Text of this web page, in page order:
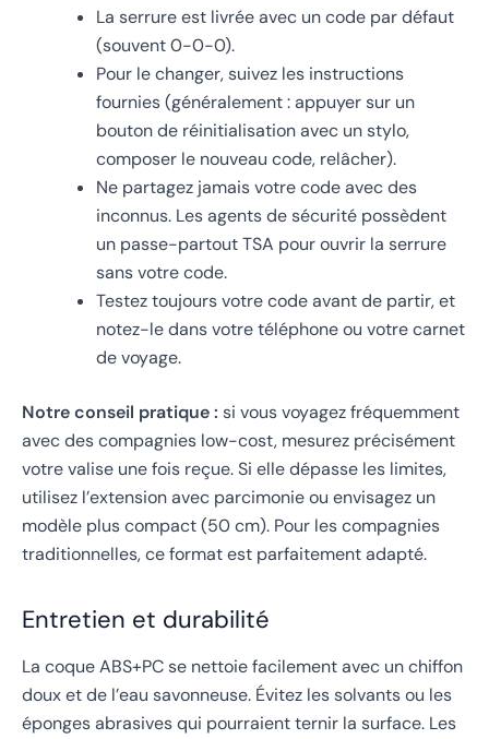
La serrure est livrée avec un code par défaut
(souvent 0-0-0).
Pour le changer, suivez les instructions
fournies (généralement : appuyer sur un
bouton de réinitialisation avec un stylo,
composer le nouveau code, relâcher).
Ne partagez jamais votre code avec des
inconnus. Les agents de sécurité possèdent
un passe-partout TSA pour ouvrir la serrure
sans votre code.
Testez toujours votre code avant de partir, et
notez-le dans votre téléphone ou votre carnet
de voyage.
Notre conseil pratique : si vous voyagez fréquemment
avec des compagnies low-cost, mesurez précisément
votre valise une fois reçue. Si elle dépasse les limites,
utilisez l’extension avec parcimonie ou envisagez un
modèle plus compact (50 cm). Pour les compagnies
traditionnelles, ce format est parfaitement adapté.
Entretien et durabilité
La coque ABS+PC se nettoie facilement avec un chiffon
doux et de l’eau savonneuse. Évitez les solvants ou les
éponges abrasives qui pourraient ternir la surface. Les